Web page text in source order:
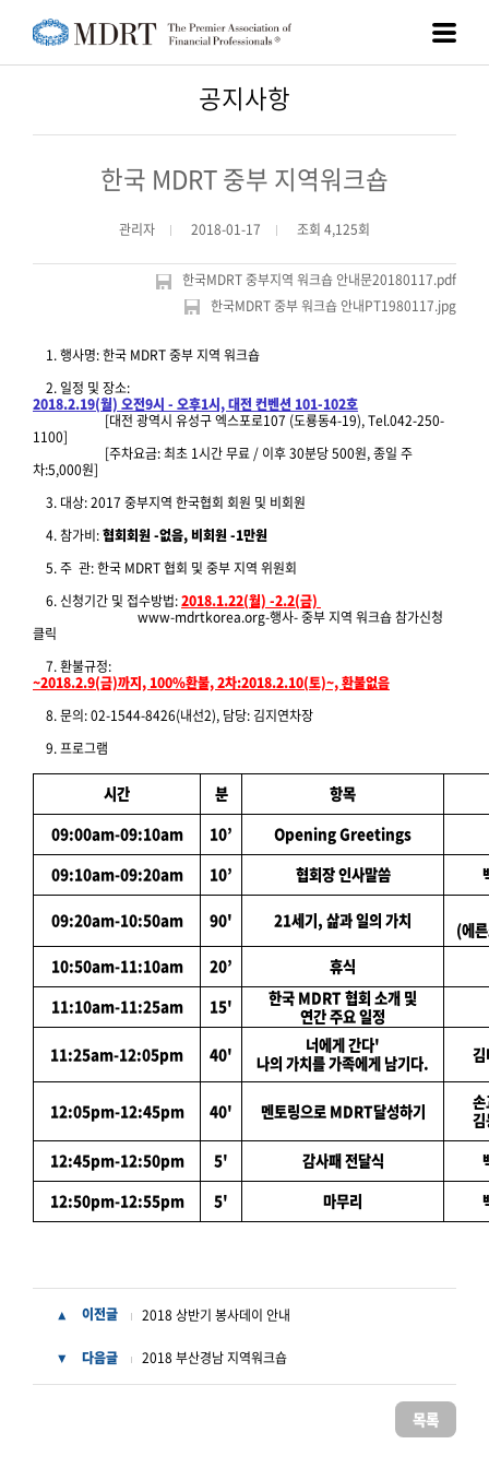
공지사항
한국 MDRT 중부 지역워크숍
관리자 2018-01-17 조회 4,125회
한국MDRT 중부지역 워크숍 안내문20180117.pdf
한국MDRT 중부 워크숍 안내PT1980117.jpg
1. 행사명: 한국 MDRT 중부 지역 워크숍
2. 일정 및 장소:
2018.2.19(월) 오전9시 - 오후1시, 대전 컨벤션 101-102호
[대전 광역시 유성구 엑스포로107 (도룡동4-19), Tel.042-250-
1100]
[주차요금: 최초 1시간 무료 / 이후 30분당 500원, 종일 주
차:5,000원]
3. 대상: 2017 중부지역 한국협회 회원 및 비회원
4. 참가비:협회회원 -없음, 비회원 -1만원
5. 주 관: 한국 MDRT 협회 및 중부 지역 위원회
6. 신청기간 및 접수방법:2018.1.22(월) -2.2(금)
www-mdrtkorea.org-행사- 중부 지역 워크숍 참가신청
클릭
7. 환불규정:
~2018.2.9(금)까지, 100%환불, 2차:2018.2.10(토)~, 환불없음
8. 문의: 02-1544-8426(내선2), 담당: 김지연차장
9. 프로그램
시간 분
항목
09:00am-09:10am
10’
Opening Greetings
09:10am-09:20am
10’ 협회장 인사말씀
09:20am-10:50am 90' 21세기, 삶과 일의 가치
(에
10:50am-11:10am
20’
휴식
11:10am-11:25am
15'
한국 MDRT 협회 소개 및
연간 주요 일정
11:25am-12:05pm
40'
너에게 간다'
나의 가치를 가족에게 남기다.
12:05pm-12:45pm 40' 멘토링으로 MDRT달성하기
12:45pm-12:50pm
5' 감사패 전달식
12:50pm-12:55pm
5' 마무리
▲ 이전글 2018 상반기 봉사데이 안내
▼ 다음글 2018 부산경남 지역워크숍
목록